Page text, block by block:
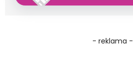
- reklama -